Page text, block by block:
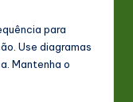
para
Use diagramas
Mantenha o